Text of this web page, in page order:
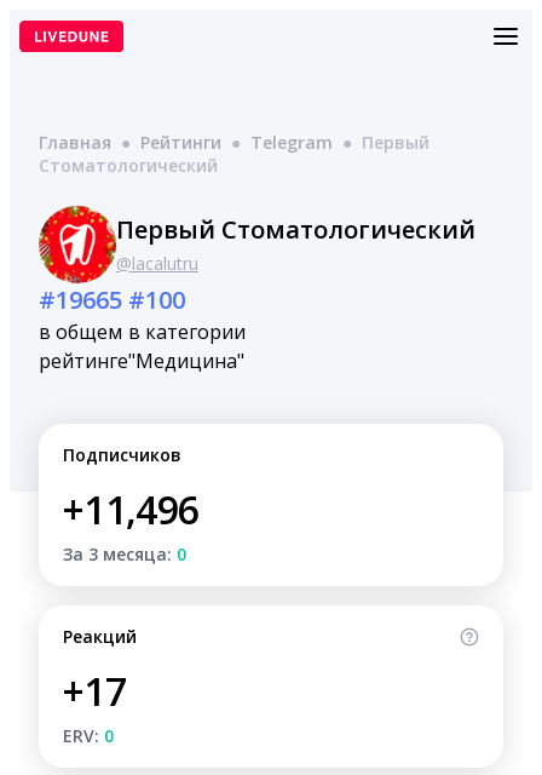
Перейти
Главная ● Рейтинги ● Telegram ● Первый
Стоматологический
Первый Стоматологический
@lacalutru
#19665
в общем
рейтинге
#100
в категории
"Медицина"
Подписчиков
+11,496
За 3 месяца: 0
Реакций
+17
ERV: 0